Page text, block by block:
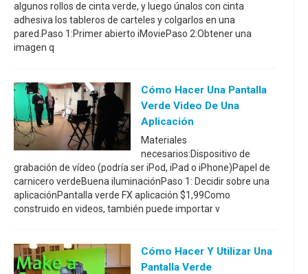
algunos rollos de cinta verde, y luego únalos con cinta
adhesiva los tableros de carteles y colgarlos en una
pared.Paso 1:Primer abierto iMoviePaso 2:Obtener una
imagen q
Cómo Hacer Una Pantalla
Verde Video De Una
Aplicación
Materiales
necesarios:Dispositivo de
grabación de vídeo (podría ser iPod, iPad o iPhone)Papel de
carnicero verdeBuena iluminaciónPaso 1: Decidir sobre una
aplicaciónPantalla verde FX aplicación $1,99Como
construido en videos, también puede importar v
Cómo Hacer Y Utilizar Una
Pantalla Verde